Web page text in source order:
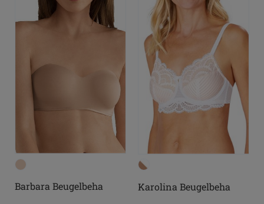
Barbara Beugelbeha Karolina Beugelbeha